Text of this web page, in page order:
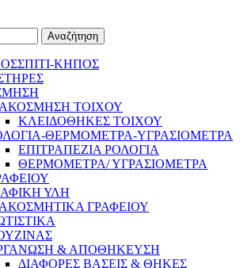
Αναζήτηση
ΣΠΙΤΙ-ΚΗΠΟΣ
ΤΟΙΧΟΥ
ΚΛΕΙΔΟΘΗΚΕΣ ΤΟΙΧΟΥ
ΘΕΡΜΟΜΕΤΡΑ-ΥΓΡΑΣΙΟΜΕΤΡΑ
ΕΠΙΤΡΑΠΕΖΙΑ ΡΟΛΟΓΙΑ
ΘΕΡΜΟΜΕΤΡΑ/ ΥΓΡΑΣΙΟΜΕΤΡΑ
ΥΛΗ
ΓΡΑΦΕΙΟΥ
& ΑΠΟΘΗΚΕΥΣΗ
ΔΙΑΦΟΡΕΣ ΒΑΣΕΙΣ & ΘΗΚΕΣ